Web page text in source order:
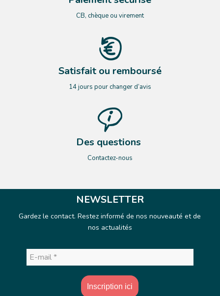
CB, chèque ou virement
Satisfait ou remboursé
14 jours pour changer d’avis
Des questions
Contactez-nous
NEWSLETTER
Gardez le contact. Restez informé de nos nouveauté et de
nos actualités
mail
*